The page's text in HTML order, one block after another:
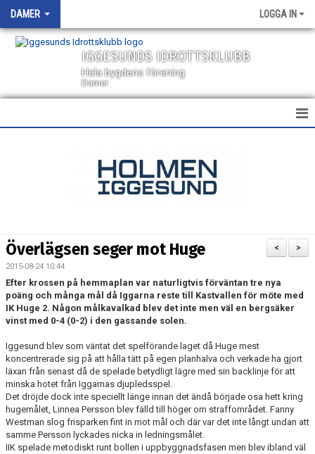
DAMER LOGGA IN
IGGESUNDS IDROTTSKLUBB
Hela bygdens förening
Damer
BILDGALLERI
DOKUMENT
KONTAKT
MATCHER
>
<
Överlägsen seger mot Huge
2015-08-24 10:44
Efter krossen på hemmaplan var naturligtvis förväntan tre nya
poäng och många mål då Iggarna reste till Kastvallen för möte med
IK Huge 2. Någon målkavalkad blev det inte men väl en bergsäker
vinst med 0-4 (0-2) i den gassande solen.
Iggesund blev som väntat det spelförande laget då Huge mest
koncentrerade sig på att hålla tätt på egen planhalva och verkade ha gjort
läxan från senast då de spelade betydligt lägre med sin backlinje för att
minska hotet från Iggarnas djupledsspel.
Det dröjde dock inte speciellt länge innan det ändå började osa hett kring
hugemålet, Linnea Persson blev fälld till höger om straffområdet. Fanny
Westman slog frisparken fint in mot mål och där var det inte långt undan att
samme Persson lyckades nicka in ledningsmålet.
IIK spelade metodiskt runt bollen i uppbyggnadsfasen men blev ibland väl